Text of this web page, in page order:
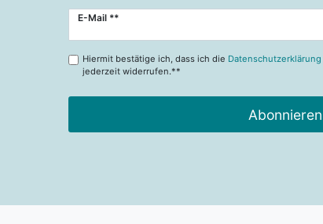
E-Mail **
Newsletter
Hiermit bestätige ich, dass ich die Datenschutzerklärung
jederzeit widerrufen.**
Abonnieren